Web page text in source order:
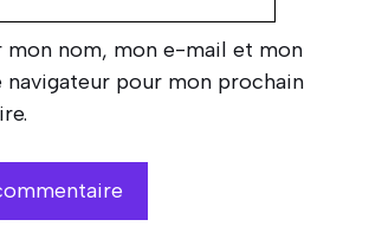
mon nom, mon e-mail et mon
navigateur pour mon prochain